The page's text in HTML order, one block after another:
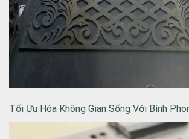
Tối Ưu Hóa Không Gian Sống Với Bình